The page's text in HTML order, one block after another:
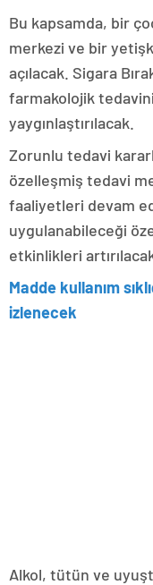
Bu kapsamda, bir
merkezi ve bir
açılacak. Sigara
farmakolojik
yaygınlaştırılacak.
Zorunlu tedavi
özelleşmiş tedavi
faaliyetleri devam
uygulanabileceği
etkinlikleri
Madde kullanım
izlenecek
Alkol, tütün ve